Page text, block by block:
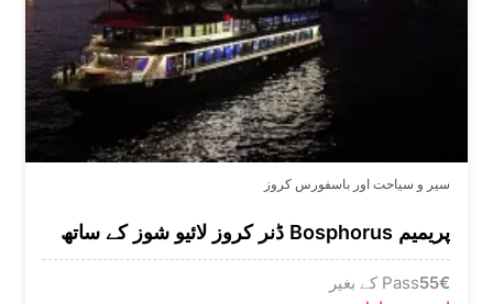
سیر و سیاحت اور باسفورس کروز
پریمیم Bosphorus ڈنر کروز لائیو شوز کے ساتھ
€
55Pass کے بغیر